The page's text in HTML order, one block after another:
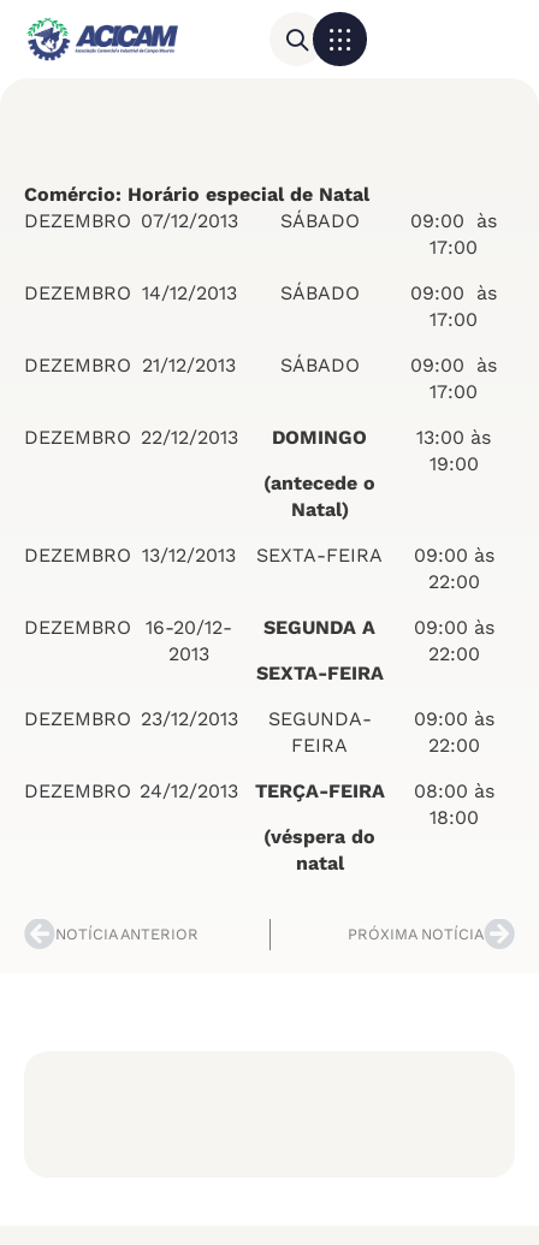
Comércio: Horário especial de Natal
DEZEMBRO 07/12/2013 SÁBADO
09:00 às
17:00
DEZEMBRO 14/12/2013 SÁBADO
09:00 às
17:00
DEZEMBRO 21/12/2013 SÁBADO
09:00 às
17:00
DEZEMBRO 22/12/2013
DOMINGO
(antecede o
Natal)
13:00 às
19:00
DEZEMBRO 13/12/2013 SEXTA-FEIRA
09:00 às
22:00
DEZEMBRO
16-20/12-
2013
SEGUNDA A
SEXTA-FEIRA
09:00 às
22:00
DEZEMBRO 23/12/2013
SEGUNDA-
FEIRA
09:00 às
22:00
DEZEMBRO 24/12/2013
TERÇA-FEIRA
(véspera do
natal
08:00 às
18:00
NOTÍCIA ANTERIOR PRÓXIMA NOTÍCIA